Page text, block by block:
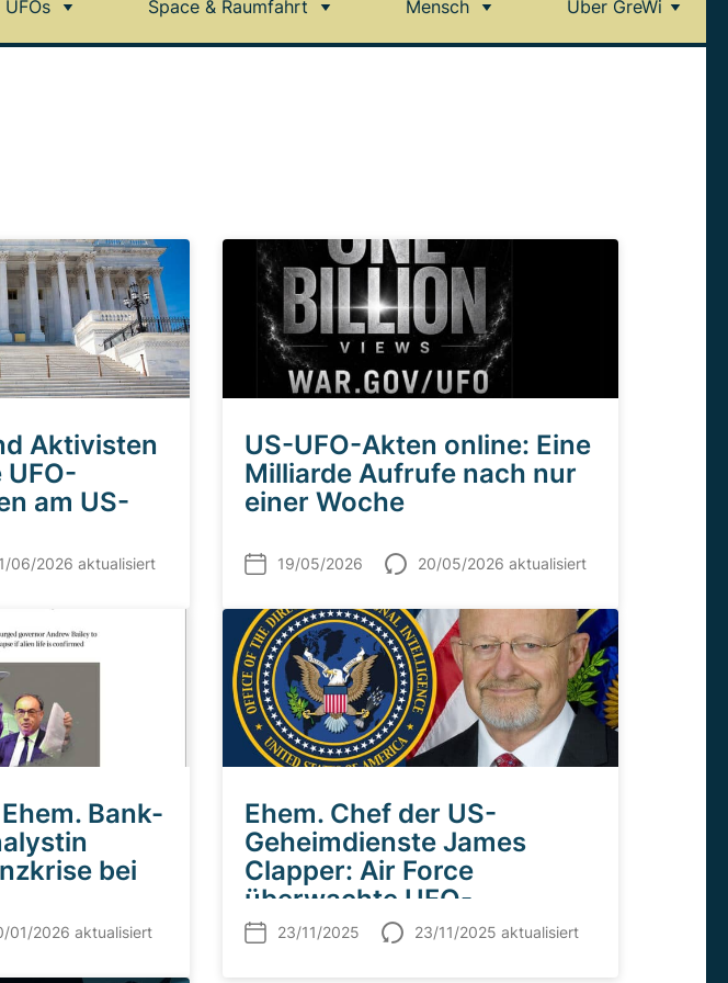
UFOs Space & Raumfahrt Mensch Über GreWi
Aktivisten
am US-
06/2026 aktualisiert
US-UFO-Akten online: Eine
Milliarde Aufrufe nach nur
einer Woche
19/05/2026 20/05/2026 aktualisiert
Bank-
bei
Intelligenz
01/2026 aktualisiert
Ehem. Chef der US-
Geheimdienste James
Clapper: Air Force
überwachte UFO-
Aktivitäten über Area-51
23/11/2025 23/11/2025 aktualisiert